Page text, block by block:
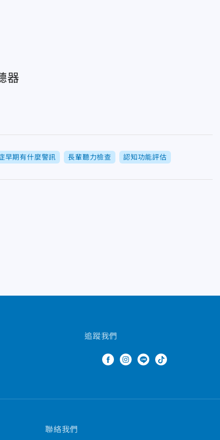
器
早期有什麼警訊 長輩聽力檢查 認知功能評估
追蹤我們
聯絡我們